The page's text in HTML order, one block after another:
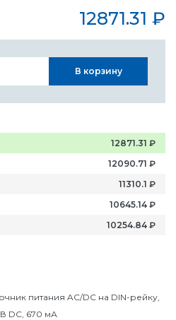
12871.31 ₽
питания AC/DC на DIN-рейку,
В DC, 670 мА
В корзину
12871.31 ₽
12090.71 ₽
11310.1 ₽
10645.14 ₽
10254.84 ₽